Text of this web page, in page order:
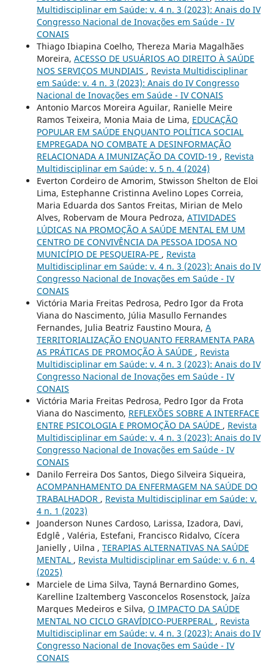
Multidisciplinar em Saúde: v. 4 n. 3 (2023): Anais do IV
Congresso Nacional de Inovações em Saúde - IV
CONAIS
Thiago Ibiapina Coelho, Thereza Maria Magalhães
Moreira, ACESSO DE USUÁRIOS AO DIREITO À SAÚDE
NOS SERVIÇOS MUNDIAIS , Revista Multidisciplinar
em Saúde: v. 4 n. 3 (2023): Anais do IV Congresso
Nacional de Inovações em Saúde - IV CONAIS
Antonio Marcos Moreira Aguilar, Ranielle Meire
Ramos Teixeira, Monia Maia de Lima, EDUCAÇÃO
POPULAR EM SAÚDE ENQUANTO POLÍTICA SOCIAL
EMPREGADA NO COMBATE A DESINFORMAÇÃO
RELACIONADA A IMUNIZAÇÃO DA COVID-19 , Revista
Multidisciplinar em Saúde: v. 5 n. 4 (2024)
Everton Cordeiro de Amorim, Stwisson Shelton de Eloi
Lima, Estephanne Cristinna Avelino Lopes Correia,
Maria Eduarda dos Santos Freitas, Mirian de Melo
Alves, Robervam de Moura Pedroza, ATIVIDADES
LÚDICAS NA PROMOÇÃO A SAÚDE MENTAL EM UM
CENTRO DE CONVIVÊNCIA DA PESSOA IDOSA NO
MUNICÍPIO DE PESQUEIRA-PE , Revista
Multidisciplinar em Saúde: v. 4 n. 3 (2023): Anais do IV
Congresso Nacional de Inovações em Saúde - IV
CONAIS
Victória Maria Freitas Pedrosa, Pedro Igor da Frota
Viana do Nascimento, Júlia Masullo Fernandes
Fernandes, Julia Beatriz Faustino Moura, A
TERRITORIALIZAÇÃO ENQUANTO FERRAMENTA PARA
AS PRÁTICAS DE PROMOÇÃO À SAÚDE , Revista
Multidisciplinar em Saúde: v. 4 n. 3 (2023): Anais do IV
Congresso Nacional de Inovações em Saúde - IV
CONAIS
Victória Maria Freitas Pedrosa, Pedro Igor da Frota
Viana do Nascimento, REFLEXÕES SOBRE A INTERFACE
ENTRE PSICOLOGIA E PROMOÇÃO DA SAÚDE , Revista
Multidisciplinar em Saúde: v. 4 n. 3 (2023): Anais do IV
Congresso Nacional de Inovações em Saúde - IV
CONAIS
Danilo Ferreira Dos Santos, Diego Silveira Siqueira,
ACOMPANHAMENTO DA ENFERMAGEM NA SAÚDE DO
TRABALHADOR , Revista Multidisciplinar em Saúde: v.
4 n. 1 (2023)
Joanderson Nunes Cardoso, Larissa, Izadora, Davi,
Edglê , Valéria, Estefani, Francisco Ridalvo, Cícera
Janielly , Uilna , TERAPIAS ALTERNATIVAS NA SAÚDE
MENTAL , Revista Multidisciplinar em Saúde: v. 6 n. 4
(2025)
Marciele de Lima Silva, Tayná Bernardino Gomes,
Karelline Izaltemberg Vasconcelos Rosenstock, Jaíza
Marques Medeiros e Silva, O IMPACTO DA SAÚDE
MENTAL NO CICLO GRAVÍDICO-PUERPERAL , Revista
Multidisciplinar em Saúde: v. 4 n. 3 (2023): Anais do IV
Congresso Nacional de Inovações em Saúde - IV
CONAIS